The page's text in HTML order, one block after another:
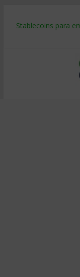
Stablecoins para
Despido
IA en selección
Trabajo forzoso
Mercado hispano